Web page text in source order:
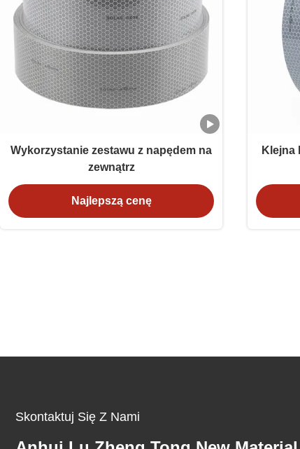
Wykorzystanie zestawu z napędem na
zewnątrz
Najlepszą cenę
Klejna
Skontaktuj Się Z Nami